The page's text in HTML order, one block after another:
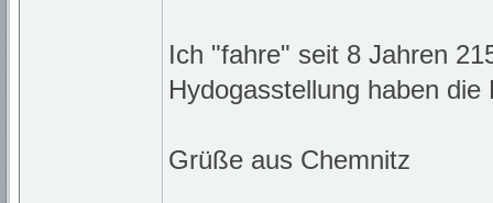
Ich "fahre" seit 8 Jahren
Hydogasstellung haben
Grüße aus Chemnitz